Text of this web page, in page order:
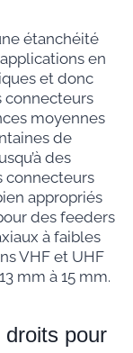
étanchéité
en
et donc
connecteurs
moyennes
de
des
connecteurs
appropriés
des feeders
à faibles
VHF et UHF
mm à 15 mm.
pour